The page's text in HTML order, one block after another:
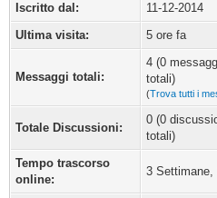
Iscritto dal:
11-12-2014
Ultima visita:
5 ore fa
Messaggi totali:
4 (0
totali)
(Trova tutti i
Totale Discussioni:
0 (0
totali)
Tempo trascorso
online:
3 Settimane,